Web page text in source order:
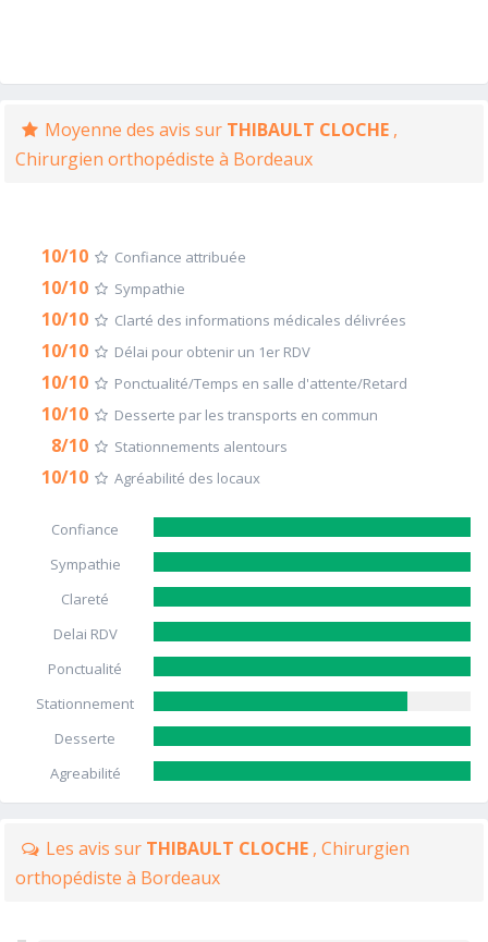
Moyenne des avis sur THIBAULT CLOCHE ,
Chirurgien orthopédiste à Bordeaux
10/10 Confiance attribuée
10/10 Sympathie
10/10 Clarté des informations médicales délivrées
10/10 Délai pour obtenir un 1er RDV
10/10 Ponctualité/Temps en salle d'attente/Retard
10/10 Desserte par les transports en commun
8/10 Stationnements alentours
10/10 Agréabilité des locaux
Confiance
Sympathie
Clareté
Delai RDV
Ponctualité
Stationnement
Desserte
Agreabilité
Les avis sur THIBAULT CLOCHE , Chirurgien
orthopédiste à Bordeaux